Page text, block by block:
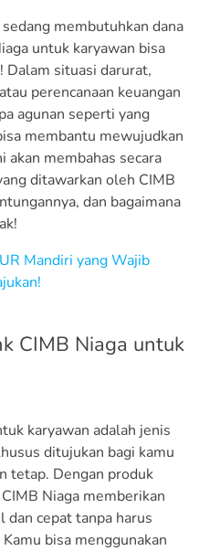
membutuhkan dana
untuk karyawan bisa
Dalam situasi darurat,
perencanaan keuangan
agunan seperti yang
membantu mewujudkan
membahas secara
ditawarkan oleh CIMB
dan bagaimana
Mandiri yang Wajib
CIMB Niaga untuk
karyawan adalah jenis
ditujukan bagi kamu
tetap. Dengan produk
Niaga memberikan
dan cepat tanpa harus
bisa menggunakan